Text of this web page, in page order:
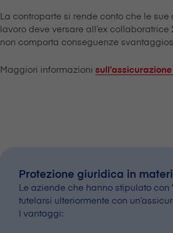
La controparte si rende conto che le
lavoro deve versare all’ex
non comporta conseguenze
Maggiori informazioni
Protezione giuridica in
Le aziende che hanno stipulato
tutelarsi ulteriormente con
I vantaggi: